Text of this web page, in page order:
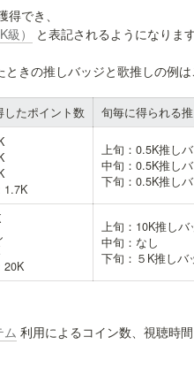
） と表記されるようになります
きの推しバッジと歌推しの例は
したポイント数 旬毎に得られる
1.7K
上旬：0.5K推し
中旬：0.5K推し
下旬：0.5K推し
20K
上旬：10K推しバ
中旬：なし
下旬：５K推しバ
ム 利用によるコイン数、視聴時